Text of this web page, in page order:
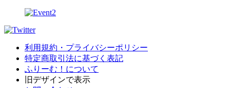
利用規約・プライバシーポリシー
特定商取引法に基づく表記
ふりーむ！について
旧デザインで表示